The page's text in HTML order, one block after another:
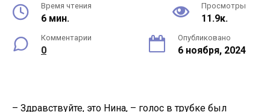
Время чтения
6 мин.
Просмотры
11.9к.
Комментарии
0
Опубликовано
6 ноября, 2024
– Здравствуйте, это Нина, – голос в трубке был